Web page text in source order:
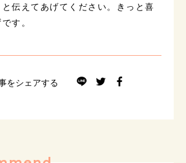
と伝えてあげてください。きっと喜
す。
をシェアする